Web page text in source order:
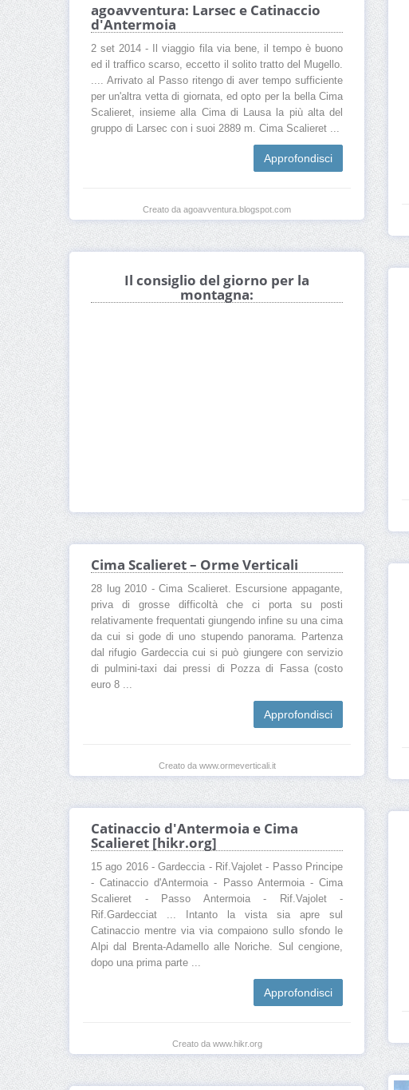
agoavventura: Larsec e Catinaccio
d'Antermoia
2 set 2014 - Il viaggio fila via bene, il tempo è buono
ed il traffico scarso, eccetto il solito tratto del Mugello.
.... Arrivato al Passo ritengo di aver tempo sufficiente
per un'altra vetta di giornata, ed opto per la bella Cima
Scalieret, insieme alla Cima di Lausa la più alta del
gruppo di Larsec con i suoi 2889 m. Cima Scalieret ...
Approfondisci
Creato da agoavventura.blogspot.com
Il consiglio del giorno per la
montagna:
Cima Scalieret – Orme Verticali
28 lug 2010 - Cima Scalieret. Escursione appagante,
priva di grosse difficoltà che ci porta su posti
relativamente frequentati giungendo infine su una cima
da cui si gode di uno stupendo panorama. Partenza
dal rifugio Gardeccia cui si può giungere con servizio
di pulmini-taxi dai pressi di Pozza di Fassa (costo
euro 8 ...
Approfondisci
Creato da www.ormeverticali.it
Catinaccio d'Antermoia e Cima
Scalieret [hikr.org]
15 ago 2016 - Gardeccia - Rif.Vajolet - Passo Principe
- Catinaccio d'Antermoia - Passo Antermoia - Cima
Scalieret - Passo Antermoia - Rif.Vajolet -
Rif.Gardecciat ... Intanto la vista sia apre sul
Catinaccio mentre via via compaiono sullo sfondo le
Alpi dal Brenta-Adamello alle Noriche. Sul cengione,
dopo una prima parte ...
Approfondisci
Creato da www.hikr.org